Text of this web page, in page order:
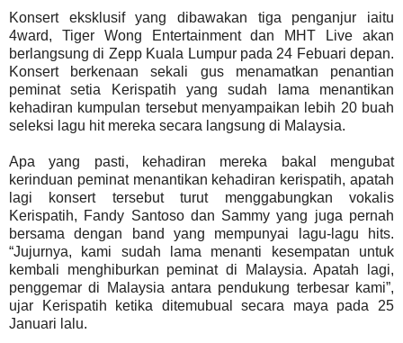
Konsert eksklusif yang dibawakan tiga penganjur iaitu
4ward, Tiger Wong Entertainment dan MHT
Live akan
berlangsung di Zepp Kuala Lumpur pada 24 Febuari depan.
Konsert berkenaan sekali gus menamatkan penantian
peminat setia Kerispatih yang sudah lama menantikan
kehadiran kumpulan tersebut menyampaikan lebih 20 buah
seleksi lagu hit mereka secara langsung di Malaysia.
Apa yang pasti, kehadiran mereka bakal mengubat
kerinduan peminat menantikan kehadiran kerispatih, apatah
lagi konsert tersebut turut menggabungkan vokalis
Kerispatih, Fandy Santoso dan Sammy yang juga pernah
bersama dengan band yang mempunyai lagu-lagu hits.
“Jujurnya, kami sudah lama menanti kesempatan untuk
kembali menghiburkan peminat di Malaysia. Apatah lagi,
penggemar di Malaysia antara pendukung terbesar kami”,
ujar Kerispatih ketika ditemubual secara maya pada 25
Januari lalu.